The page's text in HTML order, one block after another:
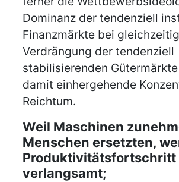
Dominanz der tendenziell
Finanzmärkte bei
Verdrängung der tendenziell
stabilisierenden
damit einhergehende
Reichtum.
Weil Maschinen
Menschen ersetzten,
Produktivitätsfortschritt
verlangsamt;